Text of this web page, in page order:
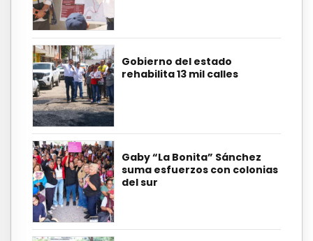
Gobierno del estado
rehabilita 13 mil calles
Gaby “La Bonita” Sánchez
suma esfuerzos con colonias
del sur